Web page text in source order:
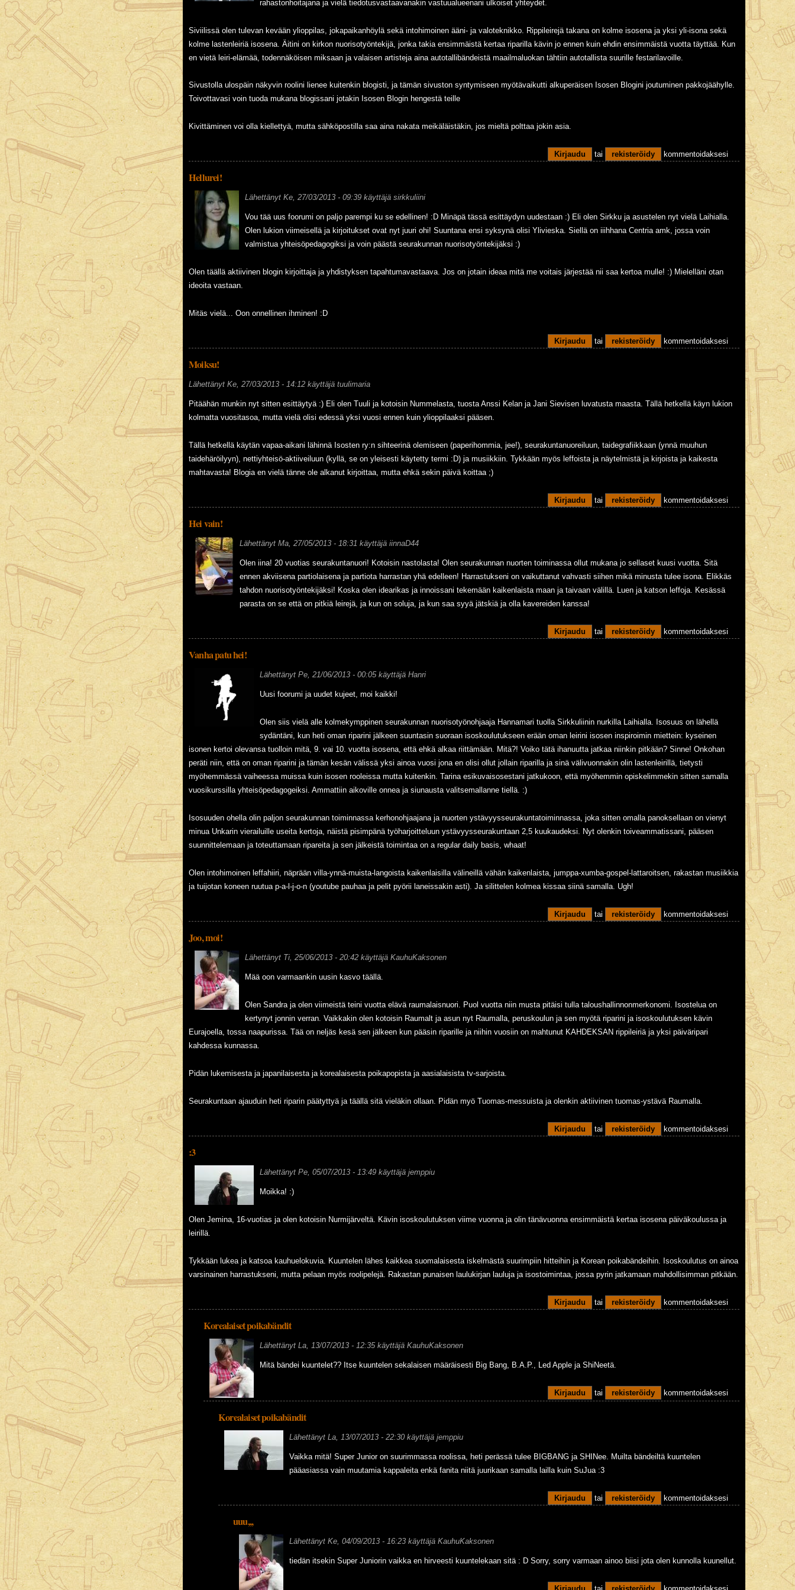
rahastonhoitajana ja vielä tiedotusvastaavanakin vastuualueenani ulkoiset yhteydet.
Siviilissä olen tulevan kevään ylioppilas, jokapaikanhöylä sekä intohimoinen ääni- ja valoteknikko. Rippileirejä takana on kolme isosena ja yksi yli-isona sekä
kolme lastenleiriä isosena. Äitini on kirkon nuorisotyöntekijä, jonka takia ensimmäistä kertaa riparilla kävin jo ennen kuin ehdin ensimmäistä vuotta täyttää. Kun
en vietä leiri-elämää, todennäköisen miksaan ja valaisen artisteja aina autotallibändeistä maailmaluokan tähtiin autotallista suurille festarilavoille.
Sivustolla ulospäin näkyvin roolini lienee kuitenkin blogisti, ja tämän sivuston syntymiseen myötävaikutti alkuperäisen Isosen Blogini joutuminen pakkojäähylle.
Toivottavasi voin tuoda mukana blogissani jotakin Isosen Blogin hengestä teille
Kivittäminen voi olla kiellettyä, mutta sähköpostilla saa aina nakata meikäläistäkin, jos mieltä polttaa jokin asia.
Kirjaudu tai rekisteröidy kommentoidaksesi
Hellurei!
Lähettänyt Ke, 27/03/2013 - 09:39 käyttäjä sirkkuliini
Vou tää uus foorumi on paljo parempi ku se edellinen! :D Minäpä tässä esittäydyn uudestaan :) Eli olen Sirkku ja asustelen nyt vielä Laihialla.
Olen lukion viimeisellä ja kirjoitukset ovat nyt juuri ohi! Suuntana ensi syksynä olisi Ylivieska. Siellä on iiihhana Centria amk, jossa voin
valmistua yhteisöpedagogiksi ja voin päästä seurakunnan nuorisotyöntekijäksi :)
Olen täällä aktiivinen blogin kirjoittaja ja yhdistyksen tapahtumavastaava. Jos on jotain ideaa mitä me voitais järjestää nii saa kertoa mulle! :) Mielelläni otan
ideoita vastaan.
Mitäs vielä... Oon onnellinen ihminen! :D
Kirjaudu tai rekisteröidy kommentoidaksesi
Moiksu!
Lähettänyt Ke, 27/03/2013 - 14:12 käyttäjä tuulimaria
Pitäähän munkin nyt sitten esittäytyä :) Eli olen Tuuli ja kotoisin Nummelasta, tuosta Anssi Kelan ja Jani Sievisen luvatusta maasta. Tällä hetkellä käyn lukion
kolmatta vuositasoa, mutta vielä olisi edessä yksi vuosi ennen kuin ylioppilaaksi pääsen.
Tällä hetkellä käytän vapaa-aikani lähinnä Isosten ry:n sihteerinä olemiseen (paperihommia, jee!), seurakuntanuoreiluun, taidegrafiikkaan (ynnä muuhun
taidehäröilyyn), nettiyhteisö-aktiiveiluun (kyllä, se on yleisesti käytetty termi :D) ja musiikkiin. Tykkään myös leffoista ja näytelmistä ja kirjoista ja kaikesta
mahtavasta! Blogia en vielä tänne ole alkanut kirjoittaa, mutta ehkä sekin päivä koittaa ;)
Kirjaudu tai rekisteröidy kommentoidaksesi
Hei vain!
Lähettänyt Ma, 27/05/2013 - 18:31 käyttäjä iinnaD44
Olen iina! 20 vuotias seurakuntanuori! Kotoisin nastolasta! Olen seurakunnan nuorten toiminassa ollut mukana jo sellaset kuusi vuotta. Sitä
ennen akviisena partiolaisena ja partiota harrastan yhä edelleen! Harrastukseni on vaikuttanut vahvasti siihen mikä minusta tulee isona. Elikkäs
tahdon nuorisotyöntekijäksi! Koska olen idearikas ja innoissani tekemään kaikenlaista maan ja taivaan välillä. Luen ja katson leffoja. Kesässä
parasta on se että on pitkiä leirejä, ja kun on soluja, ja kun saa syyä jätskiä ja olla kavereiden kanssa!
Kirjaudu tai rekisteröidy kommentoidaksesi
Vanha patu hei!
Lähettänyt Pe, 21/06/2013 - 00:05käyttäjä Hanri
Uusi foorumi ja uudet kujeet, moi kaikki!
Olen siis vielä alle kolmekymppinen seurakunnan nuorisotyönohjaaja Hannamari tuolla Sirkkuliinin nurkilla Laihialla. Isosuus on lähellä
sydäntäni, kun heti oman riparini jälkeen suuntasin suoraan isoskoulutukseen erään oman leirini isosen inspiroimin miettein: kyseinen
isonen kertoi olevansa tuolloin mitä, 9. vai 10. vuotta isosena, että ehkä alkaa riittämään. Mitä?! Voiko tätä ihanuutta jatkaa niinkin pitkään? Sinne! Onkohan
peräti niin, että on oman riparini ja tämän kesän välissä yksi ainoa vuosi jona en olisi ollut jollain riparilla ja sinä välivuonnakin olin lastenleirillä, tietysti
myöhemmässä vaiheessa muissa kuin isosen rooleissa mutta kuitenkin. Tarina esikuvaisosestani jatkukoon, että myöhemmin opiskelimmekin sitten samalla
vuosikurssilla yhteisöpedagogeiksi. Ammattiin aikoville onnea ja siunausta valitsemallanne tiellä. :)
Isosuuden ohella olin paljon seurakunnan toiminnassa kerhonohjaajana ja nuorten ystävyysseurakuntatoiminnassa, joka sitten omalla panoksellaan on vienyt
minua Unkarin vierailuille useita kertoja, näistä pisimpänä työharjoitteluun ystävyysseurakuntaan 2,5 kuukaudeksi. Nyt olenkin toiveammatissani, pääsen
suunnittelemaan ja toteuttamaan ripareita ja sen jälkeistä toimintaa on a regular daily basis, whaat!
Olen intohimoinen leffahiiri, näprään villa-ynnä-muista-langoista kaikenlaisilla välineillä vähän kaikenlaista, jumppa-xumba-gospel-lattaroitsen, rakastan musiikkia
ja tuijotan koneen ruutua p-a-l-j-o-n (youtube pauhaa ja pelit pyörii laneissakin asti). Ja silittelen kolmea kissaa siinä samalla. Ugh!
Kirjaudu tai rekisteröidy kommentoidaksesi
Joo, moi!
Lähettänyt Ti, 25/06/2013 - 20:42 käyttäjä KauhuKaksonen
Mää oon varmaankin uusin kasvo täällä.
Olen Sandra ja olen viimeistä teini vuotta elävä raumalaisnuori. Puol vuotta niin musta pitäisi tulla taloushallinnonmerkonomi. Isostelua on
kertynyt jonnin verran. Vaikkakin olen kotoisin Raumalt ja asun nyt Raumalla, peruskoulun ja sen myötä riparini ja isoskoulutuksen kävin
Eurajoella, tossa naapurissa. Tää on neljäs kesä sen jälkeen kun pääsin riparille ja niihin vuosiin on mahtunut KAHDEKSAN rippileiriä ja yksi päiväripari
kahdessa kunnassa.
Pidän lukemisesta ja japanilaisesta ja korealaisesta poikapopista ja aasialaisista tv-sarjoista.
Seurakuntaan ajauduin heti riparin päätyttyä ja täällä sitä vieläkin ollaan. Pidän myö Tuomas-messuista ja olenkin aktiivinen tuomas-ystävä Raumalla.
Kirjaudu tai rekisteröidy kommentoidaksesi
:3
Lähettänyt Pe, 05/07/2013 - 13:49 käyttäjä jemppiu
Moikka! :)
Olen Jemina, 16-vuotias ja olen kotoisin Nurmijärveltä. Kävin isoskoulutuksen viime vuonna ja olin tänävuonna ensimmäistä kertaa isosena päiväkoulussa ja
leirillä.
Tykkään lukea ja katsoa kauhuelokuvia. Kuuntelen lähes kaikkea suomalaisesta iskelmästä suurimpiin hitteihin ja Korean poikabändeihin. Isoskoulutus on ainoa
varsinainen harrastukseni, mutta pelaan myös roolipelejä. Rakastan punaisen laulukirjan lauluja ja isostoimintaa, jossa pyrin jatkamaan mahdollisimman pitkään.
Kirjaudu tai rekisteröidy kommentoidaksesi
Korealaiset poikabändit
Lähettänyt La, 13/07/2013 - 12:35käyttäjä KauhuKaksonen
Mitä bändei kuuntelet?? Itse kuuntelen sekalaisen määräisesti Big Bang, B.A.P., Led Apple ja ShiNeetä.
Kirjaudu tai rekisteröidy kommentoidaksesi
Korealaiset poikabändit
Lähettänyt La, 13/07/2013 - 22:30 käyttäjä jemppiu
Vaikka mitä! Super Junior on suurimmassa roolissa, heti perässä tulee BIGBANG ja SHINee. Muilta bändeiltä kuuntelen
pääasiassa vain muutamia kappaleita enkä fanita niitä juurikaan samalla lailla kuin SuJua :3
Kirjaudu tai rekisteröidy kommentoidaksesi
uuu,,,
Lähettänyt Ke, 04/09/2013 - 16:23 käyttäjä KauhuKaksonen
tiedän itsekin Super Juniorin vaikka en hirveesti kuuntelekaan sitä : D Sorry, sorry varmaan ainoo biisi jota olen kunnolla kuunellut.